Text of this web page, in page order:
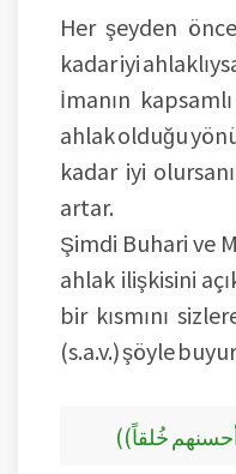
Her şeyden
kadar iyi
İmanın
ahlak olduğu
kadar iyi
artar.
Şimdi Buhari ve
ahlak ilişkisini
bir kısmını
(s.a.v.) şöyle